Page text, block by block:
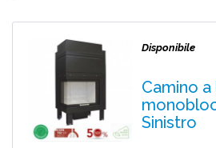
Disponibile
Camino
Sinistro